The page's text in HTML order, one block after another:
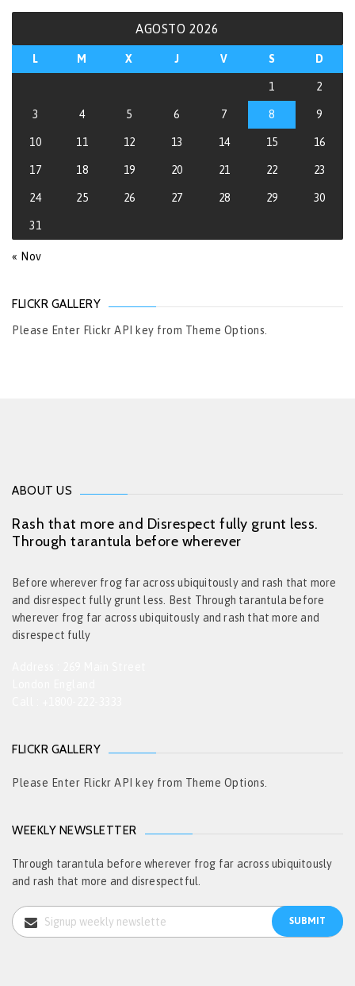
AGOSTO 2026
L M X J V S D
1 2
3 4 5 6 7 8 9
10 11 12 13 14 15 16
17 18 19 20 21 22 23
24 25 26 27 28 29 30
31
« Nov
FLICKR GALLERY
Please Enter Flickr API key from Theme Options.
ABOUT US
Rash that more and Disrespect fully grunt less.
Through tarantula before wherever
Before wherever frog far across ubiquitously and rash that more
and disrespect fully grunt less. Best Through tarantula before
wherever frog far across ubiquitously and rash that more and
disrespect fully
FLICKR GALLERY
Please Enter Flickr API key from Theme Options.
WEEKLY NEWSLETTER
Through tarantula before wherever frog far across ubiquitously
and rash that more and disrespectful.